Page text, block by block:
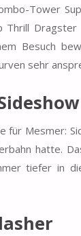
Tower
Thrill
Besuch
sehr
für Mesmer:
hatte.
tiefer in